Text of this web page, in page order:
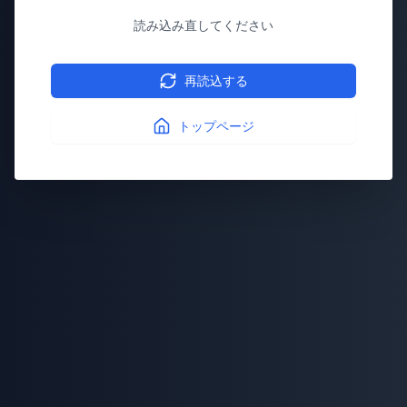
読み込み直してください
再読込する
トップページ